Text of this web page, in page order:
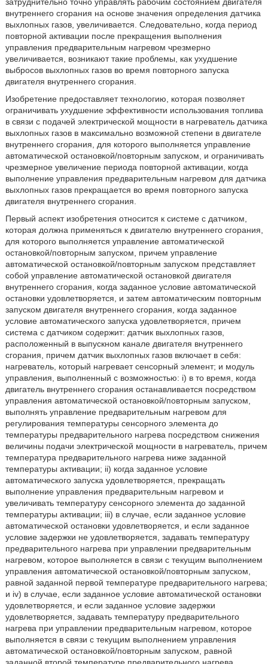
внутреннего сгорания на основе значения определения датчика
выхлопных газов, увеличивается. Следовательно, когда период
повторной активации после прекращения выполнения
управления предварительным нагревом чрезмерно
увеличивается, возникают такие проблемы, как ухудшение
выбросов выхлопных газов во время повторного запуска
двигателя внутреннего сгорания.
Изобретение предоставляет технологию, которая позволяет
ограничивать ухудшение эффективности использования топлива
в связи с подачей электрической мощности в нагреватель датчика
выхлопных газов в максимально возможной степени в двигателе
внутреннего сгорания, для которого выполняется управление
автоматической остановкой/повторным запуском, и ограничивать
чрезмерное увеличение периода повторной активации, когда
выполнение управления предварительным нагревом для датчика
выхлопных газов прекращается во время повторного запуска
двигателя внутреннего сгорания.
Первый аспект изобретения относится к системе с датчиком,
которая должна применяться к двигателю внутреннего сгорания,
для которого выполняется управление автоматической
остановкой/повторным запуском, причем управление
автоматической остановкой/повторным запуском представляет
собой управление автоматической остановкой двигателя
внутреннего сгорания, когда заданное условие автоматической
остановки удовлетворяется, и затем автоматическим повторным
запуском двигателя внутреннего сгорания, когда заданное
условие автоматического запуска удовлетворяется, причем
система с датчиком содержит: датчик выхлопных газов,
расположенный в выпускном канале двигателя внутреннего
сгорания, причем датчик выхлопных газов включает в себя:
нагреватель, который нагревает сенсорный элемент; и модуль
управления, выполненный с возможностью: i) в то время, когда
двигатель внутреннего сгорания останавливается посредством
управления автоматической остановкой/повторным запуском,
выполнять управление предварительным нагревом для
регулирования температуры сенсорного элемента до
температуры предварительного нагрева посредством снижения
величины подачи электрической мощности в нагреватель, причем
температура предварительного нагрева ниже заданной
температуры активации; ii) когда заданное условие
автоматического запуска удовлетворяется, прекращать
выполнение управления предварительным нагревом и
увеличивать температуру сенсорного элемента до заданной
температуры активации; iii) в случае, если заданное условие
автоматической остановки удовлетворяется, и если заданное
условие задержки не удовлетворяется, задавать температуру
предварительного нагрева при управлении предварительным
нагревом, которое выполняется в связи с текущим выполнением
управления автоматической остановкой/повторным запуском,
равной заданной первой температуре предварительного нагрева;
и iv) в случае, если заданное условие автоматической остановки
удовлетворяется, и если заданное условие задержки
удовлетворяется, задавать температуру предварительного
нагрева при управлении предварительным нагревом, которое
выполняется в связи с текущим выполнением управления
автоматической остановкой/повторным запуском, равной